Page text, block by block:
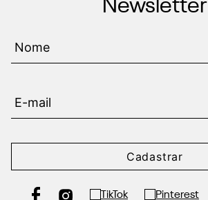
Newsletter
Cadastrar